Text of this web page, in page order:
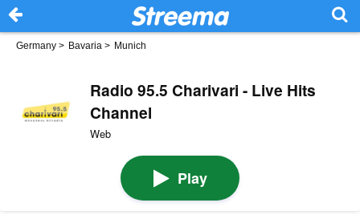
Germany > Bavaria > Munich
Radio 95.5 Charivari - Live Hits
Channel
Web
Play